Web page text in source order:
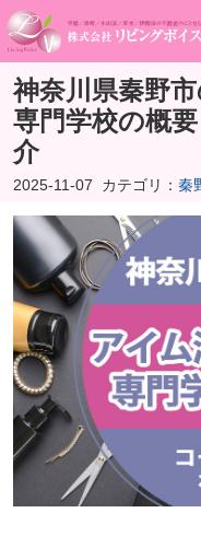
神奈川県秦野
専門学校の概
介
2025-11-07 カテゴリ： 秦